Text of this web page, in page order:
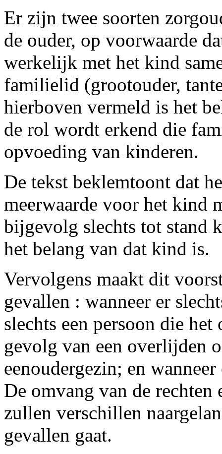
Er zijn twee soorten
de ouder, op voorwaarde
werkelijk met het kind
familielid (grootouder,
hierboven vermeld is het
de rol wordt erkend die
opvoeding van kinderen.
De tekst beklemtoont dat
meerwaarde voor het kind
bijgevolg slechts tot stand
het belang van dat kind is.
Vervolgens maakt dit
gevallen : wanneer er
slechts een persoon die
gevolg van een overlijden
eenoudergezin; en
De omvang van de
zullen verschillen
gevallen gaat.